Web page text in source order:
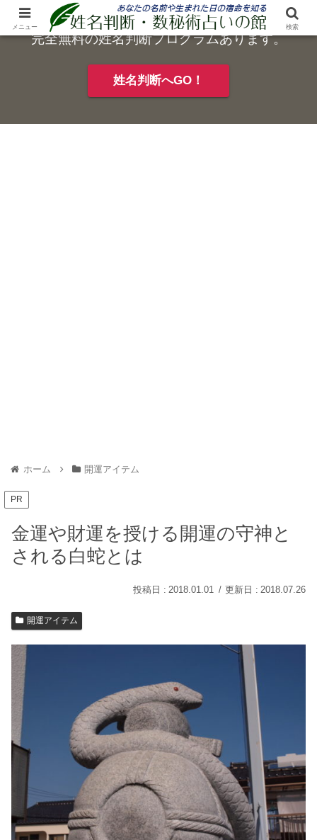
完全無料の姓名判断プログラムあります。
姓名判断へGO！
ホーム 開運アイテム
PR
金運や財運を授ける開運の守神と
される白蛇とは
2018.01.01 2018.07.26
開運アイテム
メニュー 検索